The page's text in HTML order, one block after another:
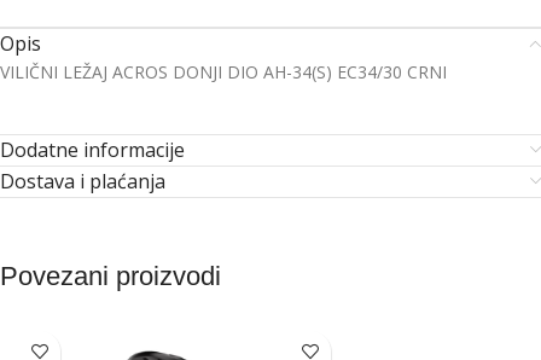
Opis
VILIČNI LEŽAJ ACROS DONJI DIO AH-34(S) EC34/30 CRNI
Dodatne informacije
Dostava i plaćanja
Povezani proizvodi